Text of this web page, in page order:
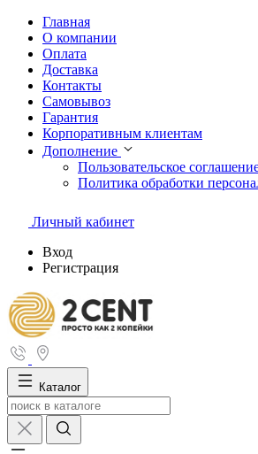
Главная
О компании
Оплата
Доставка
Контакты
Самовывоз
Гарантия
Корпоративным клиентам
Дополнение
Пользовательское
Политика обработки
Личный кабинет
Вход
Регистрация
Каталог